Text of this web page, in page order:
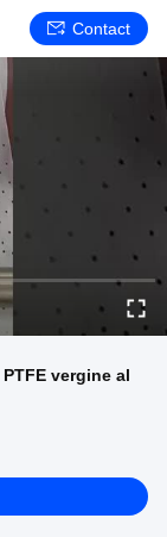
Contact
vergine al